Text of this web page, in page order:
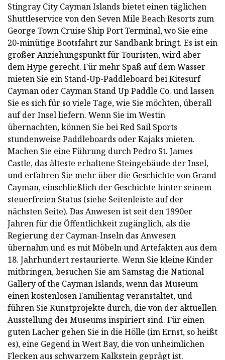
Stingray City Cayman Islands bietet einen täglichen
Shuttleservice von den Seven Mile Beach Resorts zum
George Town Cruise Ship Port Terminal, wo Sie eine
20-minütige Bootsfahrt zur Sandbank bringt. Es ist ein
großer Anziehungspunkt für Touristen, wird aber
dem Hype gerecht. Für mehr Spaß auf dem Wasser
mieten Sie ein Stand-Up-Paddleboard bei Kitesurf
Cayman oder Cayman Stand Up Paddle Co. und lassen
Sie es sich für so viele Tage, wie Sie möchten, überall
auf der Insel liefern. Wenn Sie im Westin
übernachten, können Sie bei Red Sail Sports
stundenweise Paddleboards oder Kajaks mieten.
Machen Sie eine Führung durch Pedro St. James
Castle, das älteste erhaltene Steingebäude der Insel,
und erfahren Sie mehr über die Geschichte von Grand
Cayman, einschließlich der Geschichte hinter seinem
steuerfreien Status (siehe Seitenleiste auf der
nächsten Seite). Das Anwesen ist seit den 1990er
Jahren für die Öffentlichkeit zugänglich, als die
Regierung der Cayman-Inseln das Anwesen
übernahm und es mit Möbeln und Artefakten aus dem
18. Jahrhundert restaurierte. Wenn Sie kleine Kinder
mitbringen, besuchen Sie am Samstag die National
Gallery of the Cayman Islands, wenn das Museum
einen kostenlosen Familientag veranstaltet, und
führen Sie Kunstprojekte durch, die von der aktuellen
Ausstellung des Museums inspiriert sind. Für einen
guten Lacher gehen Sie in die Hölle (im Ernst, so heißt
es), eine Gegend in West Bay, die von unheimlichen
Flecken aus schwarzem Kalkstein geprägt ist.